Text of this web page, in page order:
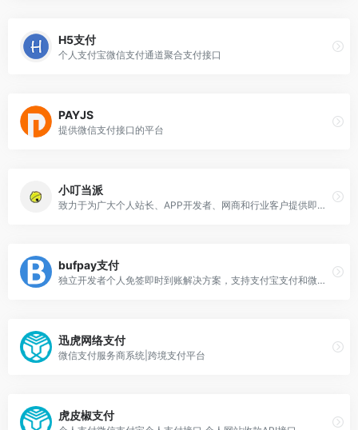
H5支付
个人支付宝微信支付通道聚合支付接口
PAYJS
提供微信支付接口的平台
小叮当派
致力于为广大个人站长、APP开发者、网商和行业客户提供即时到账API支付接口。免签约、不需要企业帐号，不托管资金、安全、稳定。小叮当支付已更名为小叮当派
bufpay支付
独立开发者个人免签即时到账解决方案，支持支付宝支付和微信支付&lt;
迅虎网络支付
微信支付服务商系统|跨境支付平台
虎皮椒支付